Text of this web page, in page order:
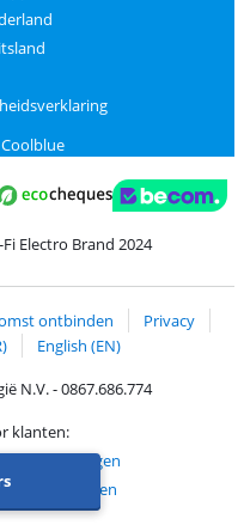
ClickToPay
met PayPal
Electro Brand 2024
ontbinden
Privacy
English (EN)
N.V. - 0867.686.774
klanten:
beoordelingen
beoordelingen